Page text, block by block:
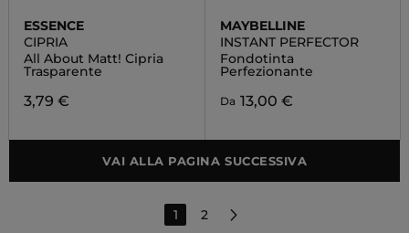
ESSENCE
CIPRIA
All About Matt! Cipria
Trasparente
3,79 €
MAYBELLINE
INSTANT PERFECTOR
Fondotinta
Perfezionante
Da 13,00 €
VAI ALLA PAGINA SUCCESSIVA
1 2